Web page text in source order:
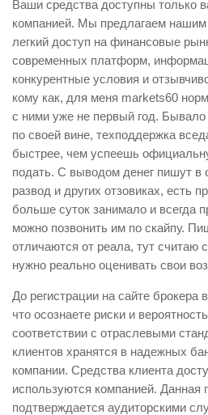
Ваши средства доступны только
компанией. Мы предлагаем нашим
легкий доступ на финансовые
современных платформ,
конкурентные условия и
кому как, для меня markets60
с ними уже не первый год.
по своей вине, техподдержка
быстрее, чем успеешь
подать. С выводом денег пишут в
развод и других отзовиках, есть
больше суток занимало и всегда
можно позвонить им по скайпу.
отличаются от реала, тут считаю
нужно реально оценивать свои
До регистрации на сайте
что осознаете риски и
соответствии с отраслевыми
клиентов хранятся в надежных
компании. Средства клиента
используются компанией. Данная
подтверждается аудиторскими